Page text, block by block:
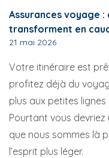
Assurances voyage
transforment en
21 mai 2026
Votre itinéraire est
profitez déjà du
plus aux petites
Pourtant vous
que nous sommes là
l’esprit plus léger.